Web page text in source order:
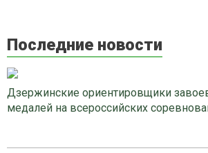
Последние новости
Дзержинские ориентировщики
медалей на всероссийских